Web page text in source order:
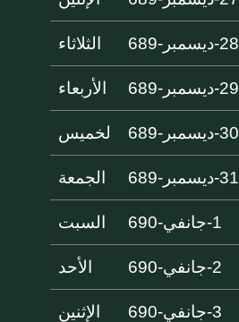
28-ديسمبر-689 الثلاثاء
29-ديسمبر-689 الأربعاء
30-ديسمبر-689 لخميس
31-ديسمبر-689 الجمعة
1-جانفي-690 السبت
2-جانفي-690 الأحد
3-جانفي-690 الإثنين